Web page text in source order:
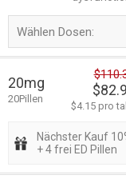
Wählen Dosen:
20mg
20Pillen
$4.15 pro
Nächster Kauf
+ 4 frei ED Pillen